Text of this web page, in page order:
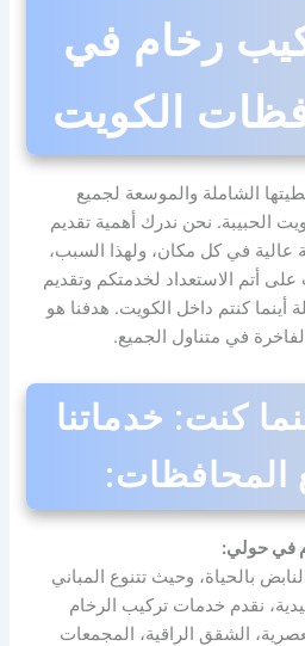
رخام في
الكويت
الشاملة والموسعة لجميع
الحبيبة. نحن ندرك أهمية تقديم
عالية في كل مكان، ولهذا السبب،
على أتم الاستعداد لخدمتكم وتقديم
أينما كنتم داخل الكويت. هدفنا هو
في متناول الجميع.
كنت: خدماتنا
المحافظات:
في حولي:
بالحياة، وحيث تتنوع المباني
نقدم خدمات تركيب الرخام
الشقق الراقية، المجمعات